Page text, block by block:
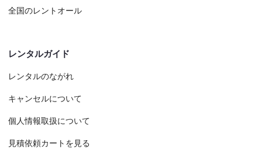
全国のレントオール
レンタルガイド
レンタルのながれ
キャンセルについて
個人情報取扱について
見積依頼カートを見る